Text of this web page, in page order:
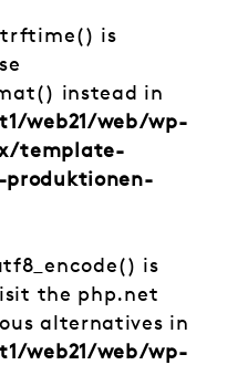
is
instead in
web21/web/wp-
template-
is
the php.net
alternatives in
web21/web/wp-